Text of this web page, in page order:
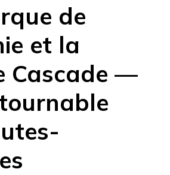
de
et la
Cascade —